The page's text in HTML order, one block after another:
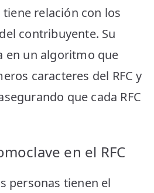
relación con los
contribuyente. Su
en un algoritmo que
caracteres del RFC y
que cada RFC
en el RFC
personas tienen el